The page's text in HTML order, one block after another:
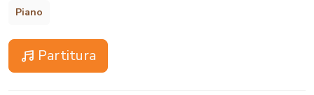
Piano
Partitura